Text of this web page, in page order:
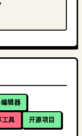
辑器
工具 开源项目